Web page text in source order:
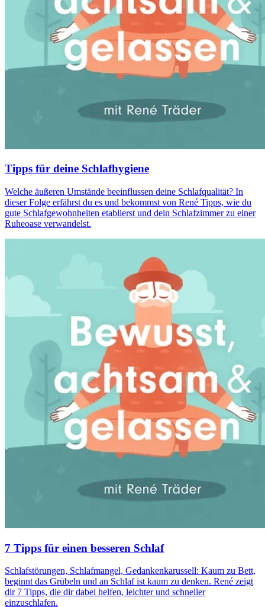
Tipps für deine Schlafhygiene
Welche äußeren Umstände beeinflussen deine Schlafqualität? In
dieser Folge erfährst du es und bekommst von René Tipps, wie du
gute Schlafgewohnheiten etablierst und dein Schlafzimmer zu einer
Ruheoase verwandelst.
7 Tipps für einen besseren Schlaf
Schlafstörungen, Schlafmangel, Gedankenkarussell: Kaum zu Bett,
beginnt das Grübeln und an Schlaf ist kaum zu denken. René zeigt
dir 7 Tipps, die dir dabei helfen, leichter und schneller
einzuschlafen.